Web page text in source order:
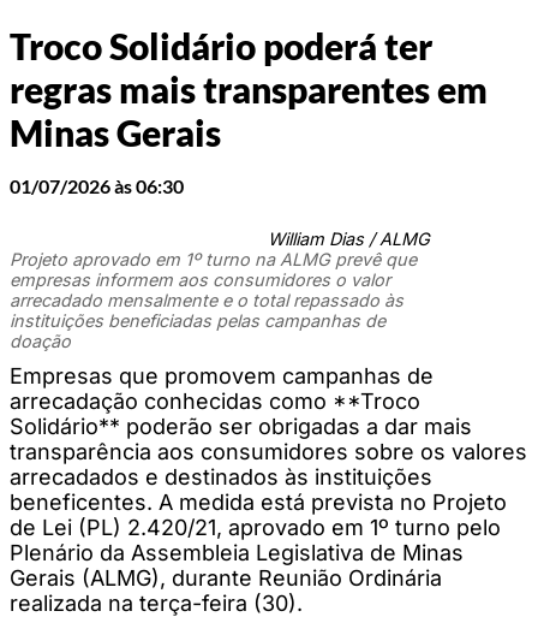
Troco Solidário poderá ter
regras mais transparentes em
Minas Gerais
01/07/2026 às 06:30
William Dias / ALMG
Projeto aprovado em 1º turno na ALMG prevê que
empresas informem aos consumidores o valor
arrecadado mensalmente e o total repassado às
instituições beneficiadas pelas campanhas de
doação
Empresas que promovem campanhas de
arrecadação conhecidas como **Troco
Solidário** poderão ser obrigadas a dar mais
transparência aos consumidores sobre os valores
arrecadados e destinados às instituições
beneficentes. A medida está prevista no Projeto
de Lei (PL) 2.420/21, aprovado em 1º turno pelo
Plenário da Assembleia Legislativa de Minas
Gerais (ALMG), durante Reunião Ordinária
realizada na terça-feira (30).